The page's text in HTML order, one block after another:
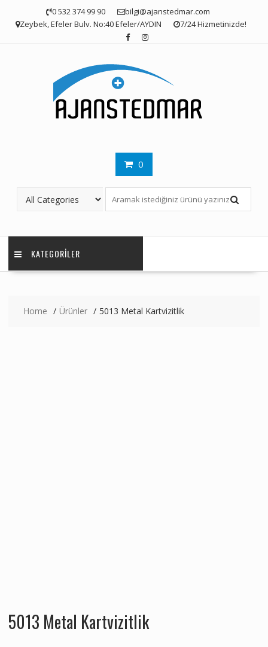
0 532 374 99 90
bilgi@ajanstedmar.com
Zeybek, Efeler Bulv. No:40 Efeler/AYDIN
7/24 Hizmetinizde!
0
KATEGORILER
Home Ürünler 5013 Metal Kartvizitlik
5013 Metal Kartvizitlik